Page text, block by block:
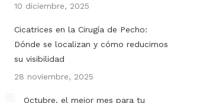
10 diciembre, 2025
Cicatrices en la Cirugía de Pecho:
Dónde se localizan y cómo reducimos
su visibilidad
28 noviembre, 2025
Octubre, el mejor mes para tu